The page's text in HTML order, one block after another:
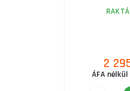
2
ÁFA